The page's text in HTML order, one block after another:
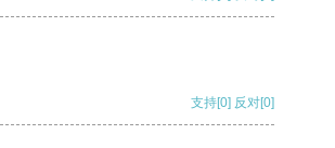
支持[0] 反对[0]